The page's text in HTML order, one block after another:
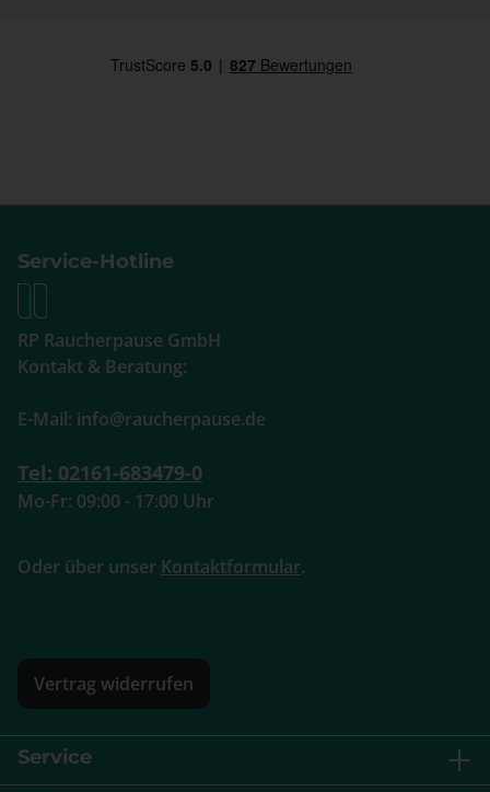
Service-Hotline
RP Raucherpause GmbH
Kontakt & Beratung:
E-Mail: info@raucherpause.de
Tel: 02161-683479-0
Mo-Fr: 09:00 - 17:00 Uhr
Oder über unser Kontaktformular.
Vertrag widerrufen
Service